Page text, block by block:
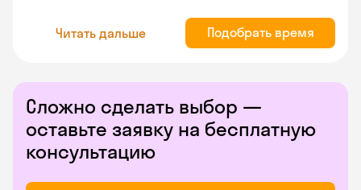
Читать дальше Подобрать время
Сложно сделать выбор —
оставьте заявку на бесплатную
консультацию